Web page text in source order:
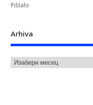
Pištalo
Arhiva